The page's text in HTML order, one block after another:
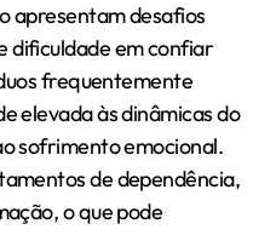
apresentam desafios
dificuldade em confiar
frequentemente
elevada às dinâmicas do
sofrimento emocional.
de dependência,
o que pode